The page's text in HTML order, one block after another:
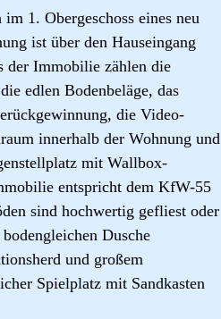
1. Obergeschoss eines neu
ist über den Hauseingang
der Immobilie zählen die
edlen Bodenbeläge, das
die Video-
innerhalb der Wohnung und
mit Wallbox-
entspricht dem KfW-55
sind hochwertig gefliest oder
Dusche
und großem
Spielplatz mit Sandkasten